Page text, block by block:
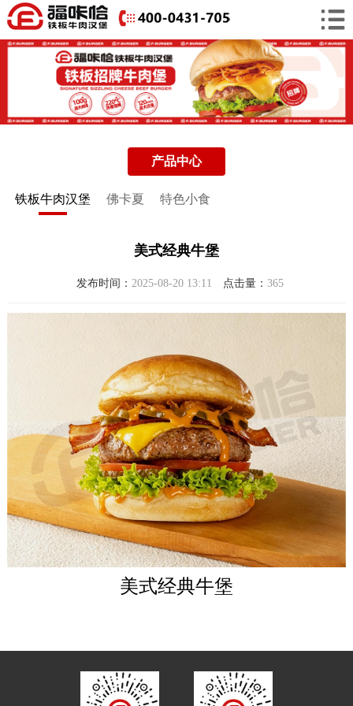
产品中心
铁板牛肉汉堡 佛卡夏 特色小食
美式经典牛堡
发布时间：2025-08-20 13:11 点击量：365
美式经典牛堡